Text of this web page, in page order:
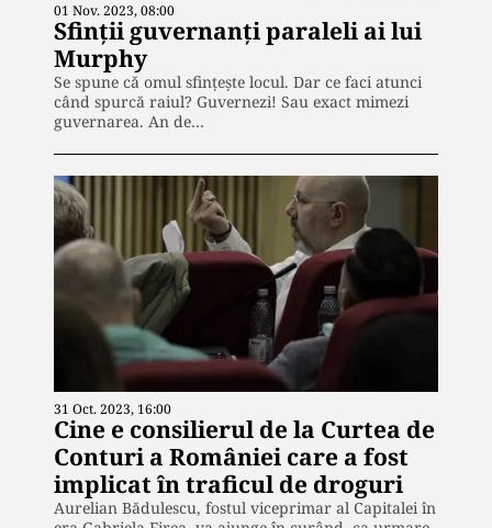
01 Nov. 2023, 08:00
Sfinții guvernanți paraleli ai lui
Murphy
Se spune că omul sfințește locul. Dar ce faci atunci
când spurcă raiul? Guvernezi! Sau exact mimezi
guvernarea. An de…
31 Oct. 2023, 16:00
Cine e consilierul de la Curtea de
Conturi a României care a fost
implicat în traficul de droguri
Aurelian Bădulescu, fostul viceprimar al Capitalei în